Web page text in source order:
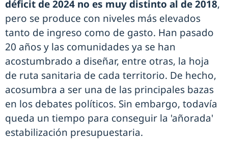
déficit de 2024 no es muy distinto al de 2018,
pero se produce con niveles más elevados
tanto de ingreso como de gasto. Han pasado
20 años y las comunidades ya se han
acostumbrado a diseñar, entre otras, la hoja
de ruta sanitaria de cada territorio. De hecho,
acosumbra a ser una de las principales bazas
en los debates políticos. Sin embargo, todavía
queda un tiempo para conseguir la 'añorada'
estabilización presupuestaria.